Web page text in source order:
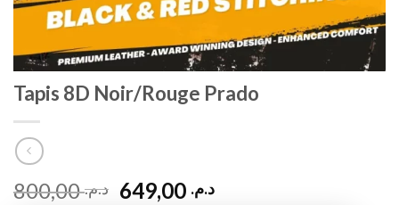
Tapis 8D Noir/Rouge Prado
د.م.800,00 د.م.